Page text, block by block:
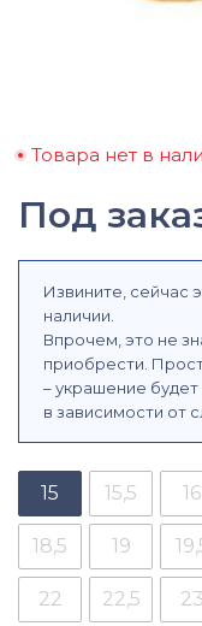
Товара нет в
Под
Извините, сейчас
наличии.
Впрочем, это не
приобрести.
– украшение будет
в зависимости от
15 15,5 16
18,5 19
22 22,5 23